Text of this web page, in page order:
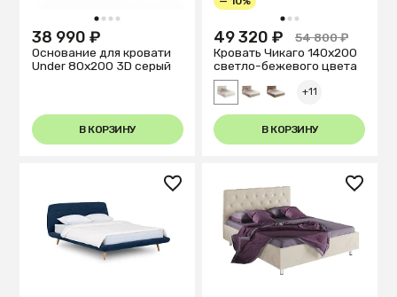
1 2 3 4
38 990 ₽
Основание для кровати
Under 80x200 3D серый
В КОРЗИНУ
1 2 3
49 320 ₽
54 800 ₽
Кровать Чикаго 140х200
светло-бежевого цвета
+11
В КОРЗИНУ